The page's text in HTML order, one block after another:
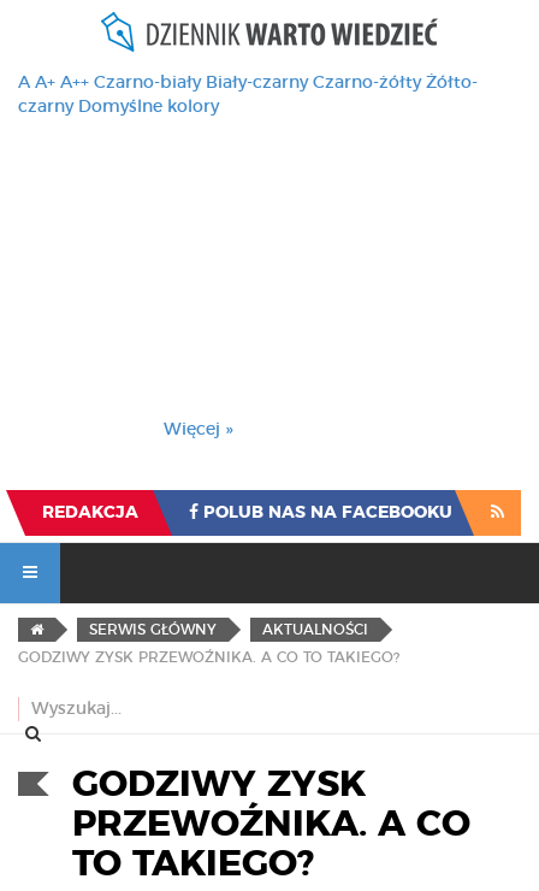
A A+ A++ Czarno-biały Biały-czarny Czarno-żółty Żółto-
czarny Domyślne kolory
Więcej »
REDAKCJA POLUB NAS NA FACEBOOKU
SERWIS GŁÓWNY
AKTUALNOŚCI
GODZIWY ZYSK PRZEWOŹNIKA. A CO TO TAKIEGO?
GODZIWY ZYSK
PRZEWOŹNIKA. A CO
TO TAKIEGO?